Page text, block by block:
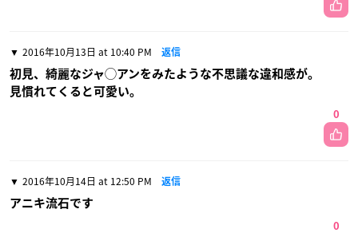
2016年10月13日 at 10:40 PM 返信
初見、綺麗なジャ◯アンをみたような不思議な違和感が。
見慣れてくると可愛い。
0
2016年10月14日 at 12:50 PM 返信
アニキ流石です
0